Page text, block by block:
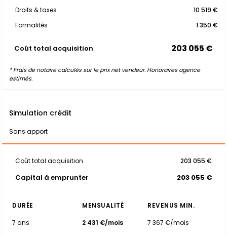
Droits & taxes
10 519 €
Formalités
1 350 €
Coût total acquisition 203 055 €
* Frais de notaire calculés sur le prix net vendeur. Honoraires agence
estimés.
Simulation crédit
Sans apport
Coût total acquisition 203 055 €
Capital à emprunter 203 055 €
DURÉE MENSUALITÉ
REVENUS MIN.
7 ans
2 431 €/mois
7 367 €/mois